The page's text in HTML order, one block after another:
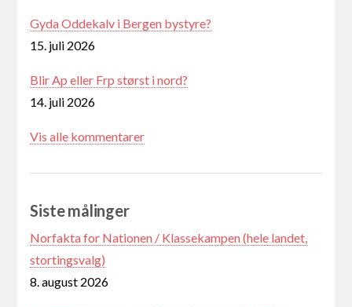
Gyda Oddekalv i Bergen bystyre?
15. juli 2026
Blir Ap eller Frp størst i nord?
14. juli 2026
Vis alle kommentarer
Siste målinger
Norfakta for Nationen / Klassekampen (hele landet,
stortingsvalg)
8. august 2026